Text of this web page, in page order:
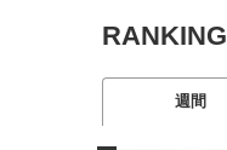
RANKING
週間